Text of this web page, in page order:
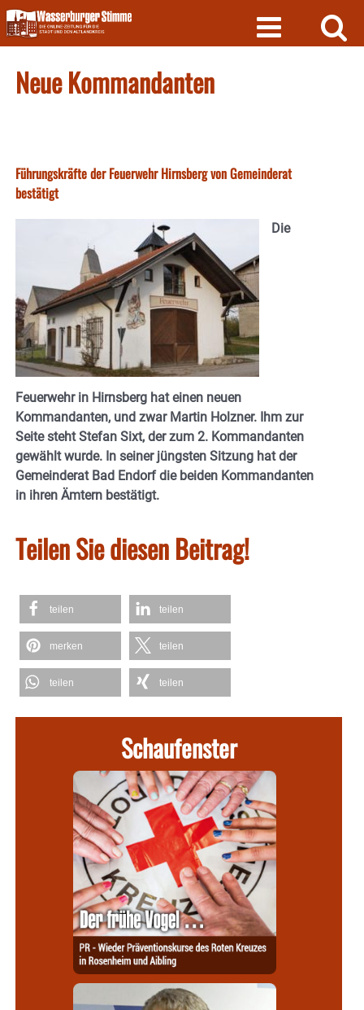
Skip
to
content
Neue Kommandanten
Führungskräfte der Feuerwehr Hirnsberg von Gemeinderat
bestätigt
Die
Feuerwehr in Hirnsberg hat einen neuen
Kommandanten, und zwar Martin Holzner. Ihm zur
Seite steht Stefan Sixt, der zum 2. Kommandanten
gewählt wurde. In seiner jüngsten Sitzung hat der
Gemeinderat Bad Endorf die beiden Kommandanten
in ihren Ämtern bestätigt.
Teilen Sie diesen Beitrag!
teilen teilen
merken teilen
teilen teilen
Schaufenster